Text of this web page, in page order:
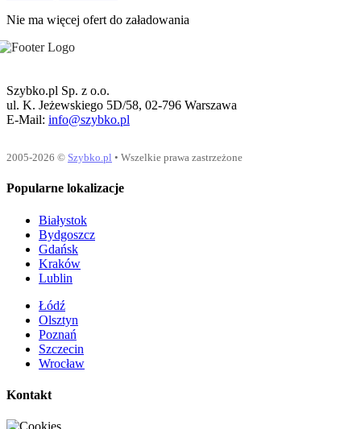
Nie ma więcej ofert do załadowania
Szybko.pl Sp. z o.o.
ul. K. Jeżewskiego 5D/58, 02-796 Warszawa
E-Mail: info@szybko.pl
2005-2026 © Szybko.pl • Wszelkie prawa zastrzeżone
Popularne lokalizacje
Białystok
Bydgoszcz
Gdańsk
Kraków
Lublin
Łódź
Olsztyn
Poznań
Szczecin
Wrocław
Kontakt